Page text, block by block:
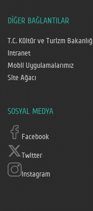
DİĞER BAĞLANTILAR
T.C. Kültür ve Turizm Bakanlığı
Intranet
Mobil Uygulamalarımız
Site Ağacı
SOSYAL MEDYA
Facebook
Twitter
Instagram